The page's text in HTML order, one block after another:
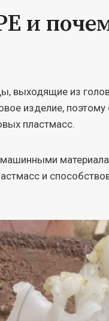
и
выходящие из
изделие,
пластмасс.
и